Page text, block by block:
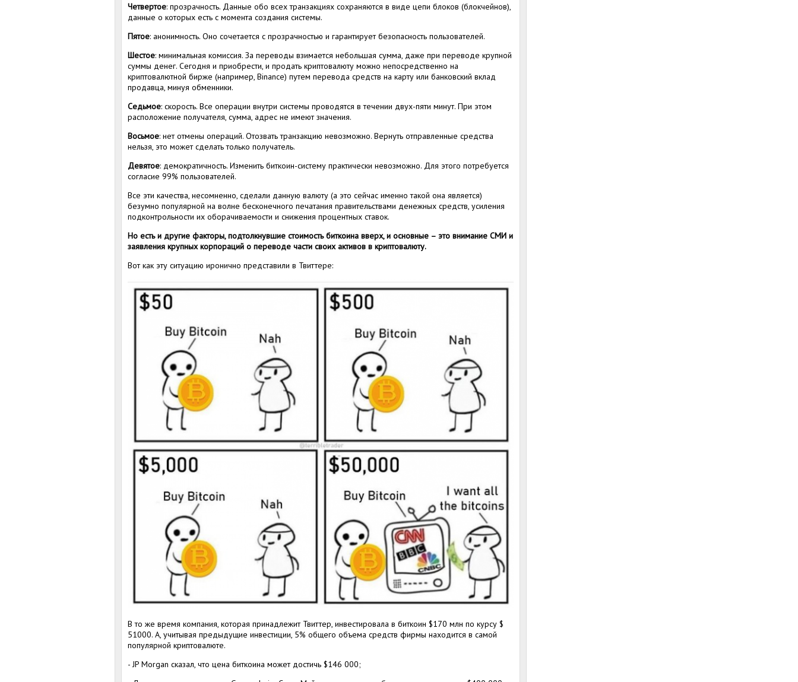
Четвертое: прозрачность. Данные обо всех транзакциях сохраняются в виде цепи блоков (блокчейнов),
данные о которых есть с момента создания системы.
Пятое: анонимность. Оно сочетается с прозрачностью и гарантирует безопасность пользователей.
Шестое: минимальная комиссия. За переводы взимается небольшая сумма, даже при переводе крупной
суммы денег. Сегодня и приобрести, и продать криптовалюту можно непосредственно на
криптовалютной бирже (например, Binance) путем перевода средств на карту или банковский вклад
продавца, минуя обменники.
Седьмое: скорость. Все операции внутри системы проводятся в течении двух-пяти минут. При этом
расположение получателя, сумма, адрес не имеют значения.
Восьмое: нет отмены операций. Отозвать транзакцию невозможно. Вернуть отправленные средства
нельзя, это может сделать только получатель.
Девятое: демократичность. Изменить биткоин-систему практически невозможно. Для этого потребуется
согласие 99% пользователей.
Все эти качества, несомненно, сделали данную валюту (а это сейчас именно такой она является)
безумно популярной на волне бесконечного печатания правительствами денежных средств, усиления
подконтрольности их оборачиваемости и снижения процентных ставок.
Но есть и другие факторы, подтолкнувшие стоимость биткоина вверх, и основные – это внимание СМИ и
заявления крупных корпораций о переводе части своих активов в криптовалюту.
Вот как эту ситуацию иронично представили в Твиттере:
В то же время компания, которая принадлежит Твиттер, инвестировала в биткоин $170 млн по курсу $
51000. А, учитывая предыдущие инвестиции, 5% общего объема средств фирмы находится в самой
популярной криптовалюте.
- JP Morgan сказал, что цена биткоина может достичь $146 000;